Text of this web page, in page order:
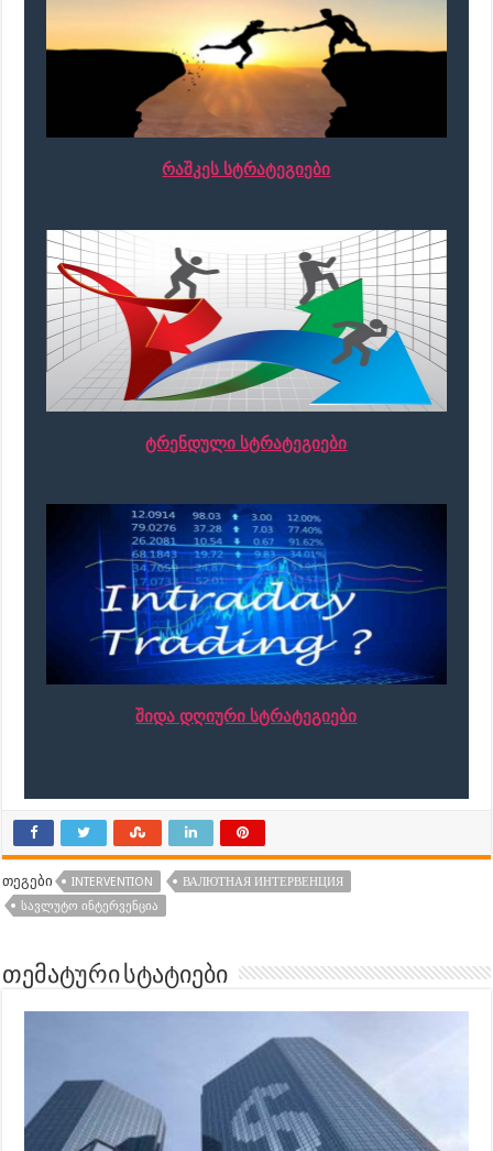
რაშკეს სტრატეგიები
ტრენდული სტრატეგიები
შიდა დღიური სტრატეგიები
თეგები INTERVENTION
ВАЛЮТНАЯ ИНТЕРВЕНЦИЯ
ᲡᲐᲕᲚᲣᲢᲝ ᲘᲜᲢᲔᲠᲕᲔᲜᲪᲘᲐ
თემატური სტატიები